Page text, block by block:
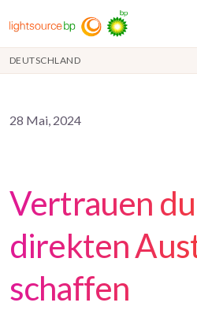
DEUTSCHLAND
28 Mai, 2024
Vertrauen
direkten
schaffen